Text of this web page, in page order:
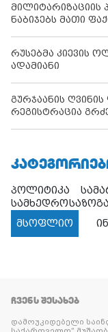
მილიტარიზაციის
ნაბიჯებს მათი
რუსებმა კიევის
ადამიანი
გურჯაანის
რეგისტრაცია
პოლიტიკა
სამხედრო
მსოფლიო
ᲩᲕᲔᲜᲡ ᲨᲔᲡᲐᲮᲔᲑ
დამოუკიდებელი